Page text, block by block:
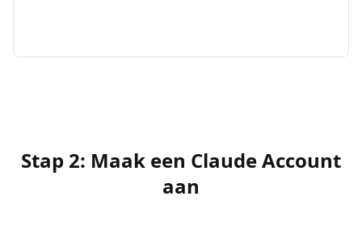
Stap 2: Maak een Claude Account
aan